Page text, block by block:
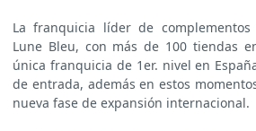
La franquicia líder de
Lune Bleu, con más de 100 tiendas
única franquicia de 1er. nivel en
de entrada, además en estos
nueva fase de expansión internacional.